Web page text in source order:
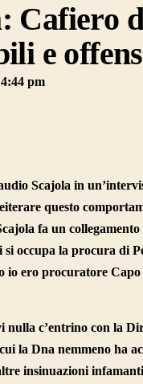
Cafiero
e
4:44 pm
Scajola in
questo
fa un
occupa la procura di
ero procuratore
nulla c’entrino con la
la Dna nemmeno ha
insinuazioni